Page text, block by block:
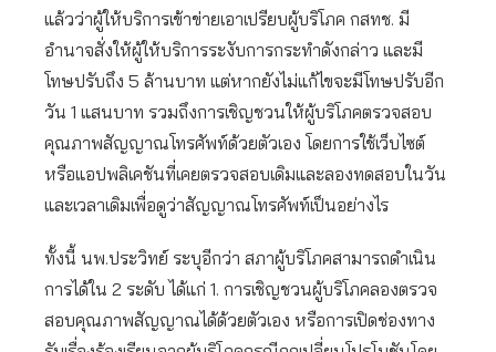
แล้วว่าผู้ให้บริการเข้าข่ายเอาเปรียบผู้บริโภค กสทช. มี
อำนาจสั่งให้ผู้ให้บริการระงับการกระทำดังกล่าว และมี
โทษปรับถึง 5 ล้านบาท แต่หากยังไม่แก้ไขจะมีโทษปรับอีก
วัน 1 แสนบาท รวมถึงการเชิญชวนให้ผู้บริโภคตรวจสอบ
คุณภาพสัญญาณโทรศัพท์ด้วยตัวเอง โดยการใช้เว็บไซต์
หรือแอปพลิเคชันที่เคยตรวจสอบเดิมและลองทดสอบในวัน
และเวลาเดิมเพื่อดูว่าสัญญาณโทรศัพท์เป็นอย่างไร
ทั้งนี้ นพ.ประวิทย์ ระบุอีกว่า สภาผู้บริโภคสามารถดำเนิน
การได้ใน 2 ระดับ ได้แก่ 1. การเชิญชวนผู้บริโภคลองตรวจ
สอบคุณภาพสัญญาณได้ด้วยตัวเอง หรือการเปิดช่องทาง